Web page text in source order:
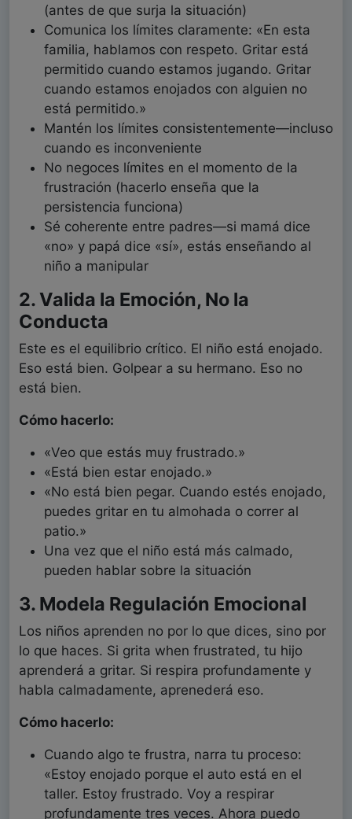
(antes de que surja la situación)
Comunica los límites claramente: «En esta
familia, hablamos con respeto. Gritar está
permitido cuando estamos jugando. Gritar
cuando estamos enojados con alguien no
está permitido.»
Mantén los límites consistentemente—incluso
cuando es inconveniente
No negoces límites en el momento de la
frustración (hacerlo enseña que la
persistencia funciona)
Sé coherente entre padres—si mamá dice
«no» y papá dice «sí», estás enseñando al
niño a manipular
2. Valida la Emoción, No la
Conducta
Este es el equilibrio crítico. El niño está enojado.
Eso está bien. Golpear a su hermano. Eso no
está bien.
Cómo hacerlo:
«Veo que estás muy frustrado.»
«Está bien estar enojado.»
«No está bien pegar. Cuando estés enojado,
puedes gritar en tu almohada o correr al
patio.»
Una vez que el niño está más calmado,
pueden hablar sobre la situación
3. Modela Regulación Emocional
Los niños aprenden no por lo que dices, sino por
lo que haces. Si grita when frustrated, tu hijo
aprenderá a gritar. Si respira profundamente y
habla calmadamente, aprenederá eso.
Cómo hacerlo:
Cuando algo te frustra, narra tu proceso:
«Estoy enojado porque el auto está en el
taller. Estoy frustrado. Voy a respirar
profundamente tres veces. Ahora puedo